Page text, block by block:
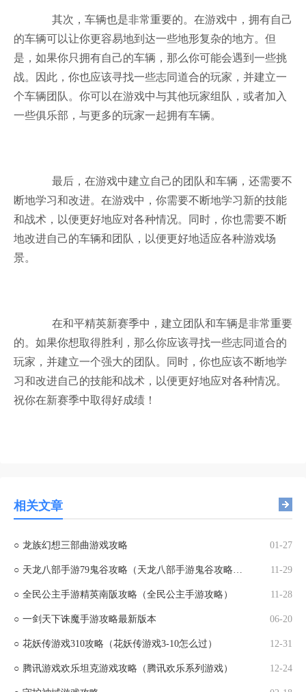
其次，车辆也是非常重要的。在游戏中，拥有自己
的车辆可以让你更容易地到达一些地形复杂的地方。但
是，如果你只拥有自己的车辆，那么你可能会遇到一些挑
战。因此，你也应该寻找一些志同道合的玩家，并建立一
个车辆团队。你可以在游戏中与其他玩家组队，或者加入
一些俱乐部，与更多的玩家一起拥有车辆。
最后，在游戏中建立自己的团队和车辆，还需要不
断地学习和改进。在游戏中，你需要不断地学习新的技能
和战术，以便更好地应对各种情况。同时，你也需要不断
地改进自己的车辆和团队，以便更好地适应各种游戏场
景。
在和平精英新赛季中，建立团队和车辆是非常重要
的。如果你想取得胜利，那么你应该寻找一些志同道合的
玩家，并建立一个强大的团队。同时，你也应该不断地学
习和改进自己的技能和战术，以便更好地应对各种情况。
祝你在新赛季中取得好成绩！
相关文章
○ 龙族幻想三部曲游戏攻略 01-27
○ 天龙八部手游79鬼谷攻略（天龙八部手游鬼谷攻略大全） 11-29
○ 全民公主手游精英南阪攻略（全民公主手游攻略） 11-28
○ 一剑天下诛魔手游攻略最新版本 06-20
○ 花妖传游戏310攻略（花妖传游戏3-10怎么过） 12-31
○ 腾讯游戏欢乐坦克游戏攻略（腾讯欢乐系列游戏） 12-24